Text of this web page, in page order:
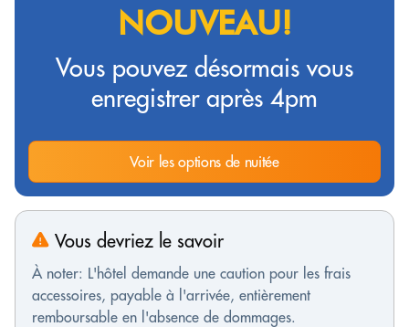
NOUVEAU!
Vous pouvez désormais vous
enregistrer après 4pm
Voir les options de nuitée
Vous devriez le savoir
À noter: L'hôtel demande une caution pour les frais
accessoires, payable à l'arrivée, entièrement
remboursable en l'absence de dommages.